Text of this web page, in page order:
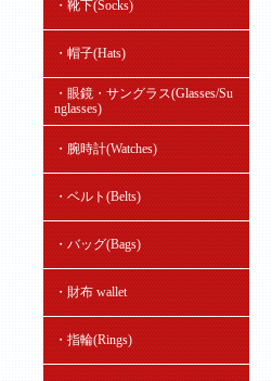
・靴下(Socks)
・帽子(Hats)
・眼鏡・サングラス(Glasses/Su
nglasses)
・腕時計(Watches)
・ベルト(Belts)
・バッグ(Bags)
・財布 wallet
・指輪(Rings)